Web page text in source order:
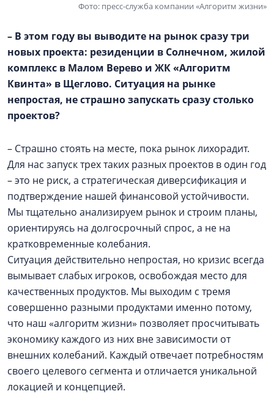
Фото: пресс-служба компании «Алгоритм жизни»
– В этом году вы выводите на рынок сразу три
новых проекта: резиденции в Солнечном, жилой
комплекс в Малом Верево и ЖК «Алгоритм
Квинта» в Щеглово. Ситуация на рынке
непростая, не страшно запускать сразу столько
проектов?
– Страшно стоять на месте, пока рынок лихорадит.
Для нас запуск трех таких разных проектов в один год
– это не риск, а стратегическая диверсификация и
подтверждение нашей финансовой устойчивости.
Мы тщательно анализируем рынок и строим планы,
ориентируясь на долгосрочный спрос, а не на
кратковременные колебания.
Ситуация действительно непростая, но кризис всегда
вымывает слабых игроков, освобождая место для
качественных продуктов. Мы выходим с тремя
совершенно разными продуктами именно потому,
что наш «алгоритм жизни» позволяет просчитывать
экономику каждого из них вне зависимости от
внешних колебаний. Каждый отвечает потребностям
своего целевого сегмента и отличается уникальной
локацией и концепцией.